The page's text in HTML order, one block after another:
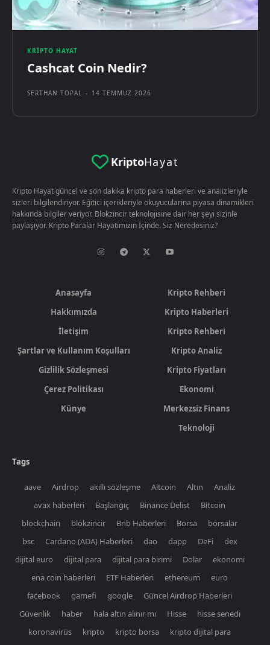
KRIPTO HAYAT
Cashcat Coin Nedir?
SERTHAN TOPAL - 14 TEMMUZ 2026
KriptoHayat
Kripto Hayat güncel ve son dakika kripto para haberleri ve analizleriyle
sizleri bilgilendiriyor. Eğitici içerikleriyle okuyucularina piyasa dinamikleri
hakkında bilgiler veriyor. Blokzincir teknolojisine dair her şeyi sizinle
paylaşıyor. Kripto Paralar Hayatımızın İçinde. Siz Neredesiniz?
Anasayfa
Hakkımızda
İletişim
Şartlar ve Kullanım Koşulları
Gizlilik Sözleşmesi
Çerez Politikası
Künye
Kripto Rehberi
Kripto Haberleri
Kripto Rehberi
Kripto Analiz
Kripto Fiyatları
Ekonomi
Merkezsiz Finans
Teknoloji
Tags
aave Airdrop akıllı sözleşme Altcoin Altın
Analiz
avax haberleri
Başlangıç Binance Delist
Bitcoin
blockchain
blokzincir Bnb Haberleri Borsa
borsalar
bsc
Cardano (ADA) Haberleri dao dapp DeFi
dex
dijital euro
dijital para dijital para birimi Dolar
ekonomi
ena coin haberleri
ETF Haberleri ethereum
euro
facebook
gamefi google
Güncel Airdrop Haberleri
Güvenlik
haber hala altın alınır mı Hisse
hisse senedi
koronavirüs
kripto kripto borsa
kripto dijital para